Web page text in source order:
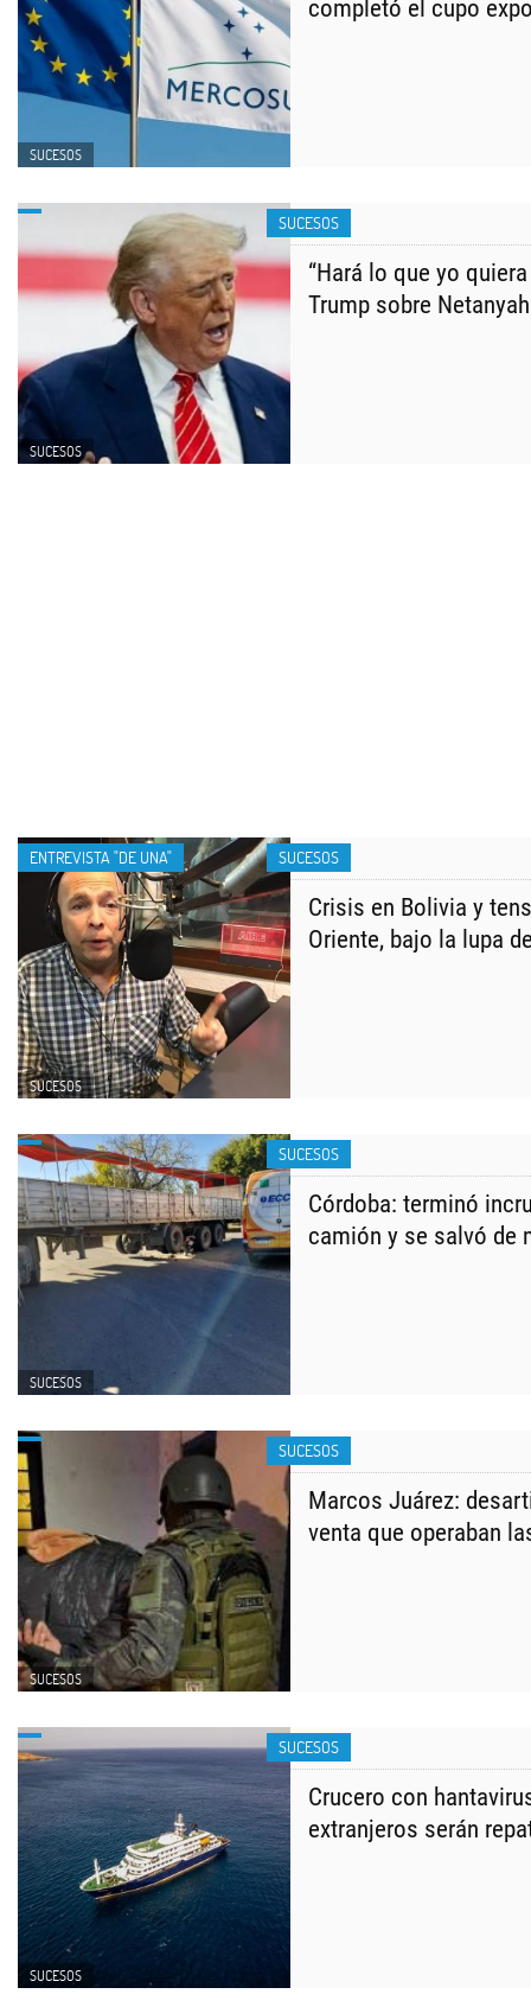
SUCESOS
completó el cupo
SUCESOS
SUCESOS
“Hará lo que yo
Trump sobre
SUCESOS
SUCESOS
Crisis en Bolivia y
Oriente, bajo la lupa
ENTREVISTA "DE UNA"
SUCESOS
SUCESOS
Córdoba: terminó
camión y se salvó de
SUCESOS
SUCESOS
Marcos Juárez:
venta que operaban
SUCESOS
SUCESOS
Crucero con
extranjeros serán